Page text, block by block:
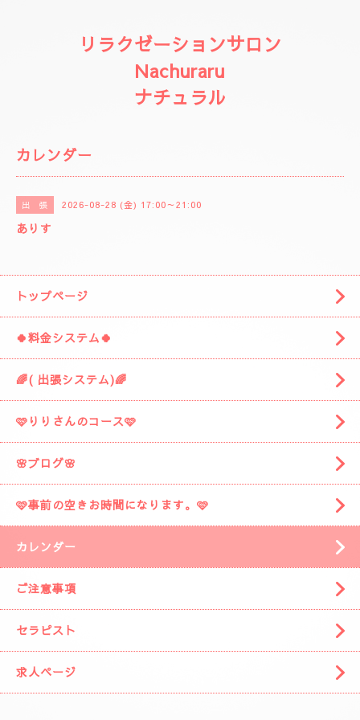
リラクゼーションサロン
Nachuraru
ナチュラル
カレンダー
出 張 2026-08-28 (金) 17:00～21:00
ありす
トップページ
🍀料金システム🍀
🌈( 出張システム)🌈
🩷りりさんのコース🩷
🌸ブログ🌸
🩷事前の空きお時間になります。🩷
カレンダー
ご注意事項
セラピスト
求人ページ